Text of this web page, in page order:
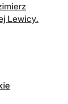
Lewicy.